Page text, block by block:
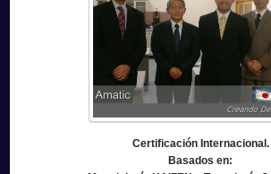
Certificación Internacional.
Basados en: